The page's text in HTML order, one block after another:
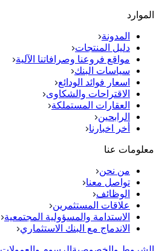
الموارد
المدونة
دليل المنتجات
مواقع فروعنا وصرافاتنا الآلية
سياسات البنك
اسعار فوائد الودائع
الاقتراحات والشكاوى
العقارات المستملكة
الرابحين
أخر اخبارنا
معلومات عنا
من نحن
تواصل معنا
الوظائف
علاقات المستثمرين
الاستدامة والمسؤولية المجتمعية
الاندماج مع البنك الاستثماري